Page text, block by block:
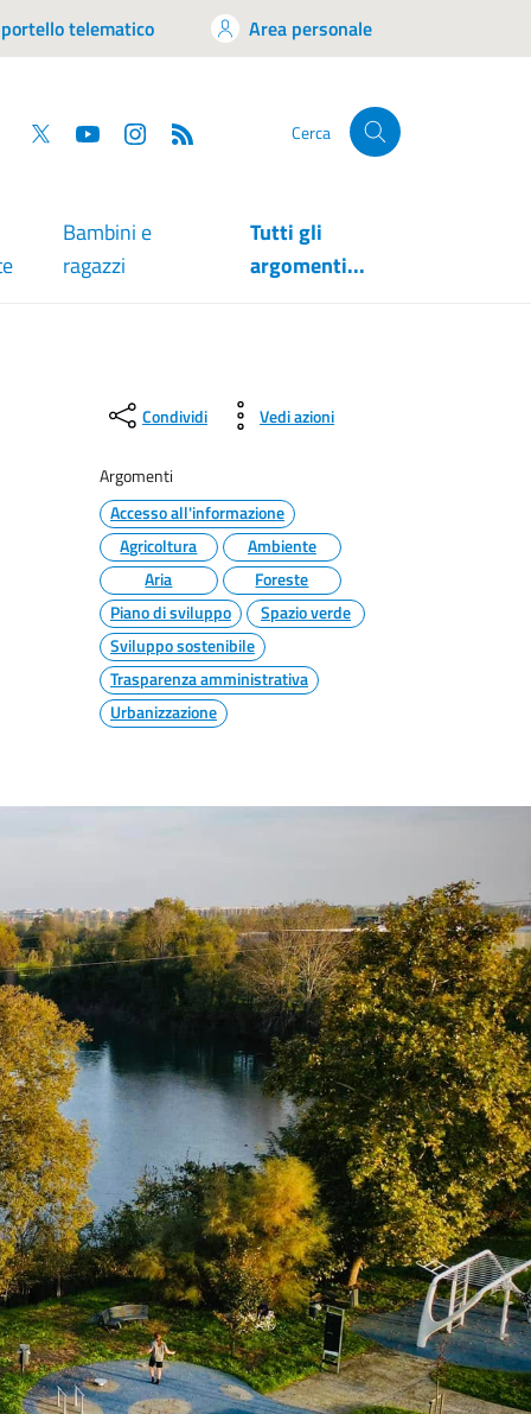
telematico Area personale
Facebook
Twitter YouTube Cerca
Bambini e
ragazzi
Tutti gli
argomenti...
Condividi Vedi azioni
Argomenti
Accesso all'informazione
Agricoltura
Ambiente
Aria
Foreste
Piano di sviluppo
Spazio verde
Sviluppo sostenibile
Trasparenza amministrativa
Urbanizzazione